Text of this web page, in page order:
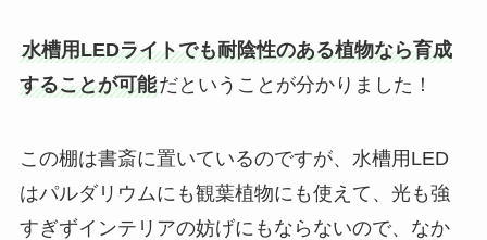
水槽用LEDライトでも耐陰性のある植物なら育成
することが可能だということが分かりました！
この棚は書斎に置いているのですが、水槽用LED
はパルダリウムにも観葉植物にも使えて、光も強
すぎずインテリアの妨げにもならないので、なか